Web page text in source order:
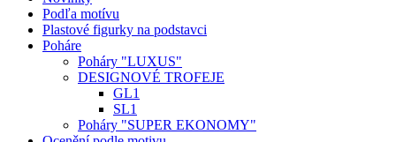
Podľa motívu
Plastové figurky na podstavci
Poháre
Poháry "LUXUS"
DESIGNOVÉ TROFEJE
GL1
SL1
Poháry "SUPER EKONOMY"